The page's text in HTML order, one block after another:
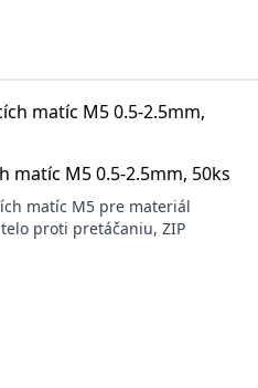
matíc M5 0.5-2.5mm, 50ks
matíc M5 pre materiál
proti pretáčaniu, ZIP